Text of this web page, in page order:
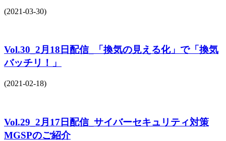
(2021-03-30)
Vol.30_2月18日配信_「換気の見える化」で「換気
バッチリ！」
(2021-02-18)
Vol.29_2月17日配信_サイバーセキュリティ対策
MGSPのご紹介